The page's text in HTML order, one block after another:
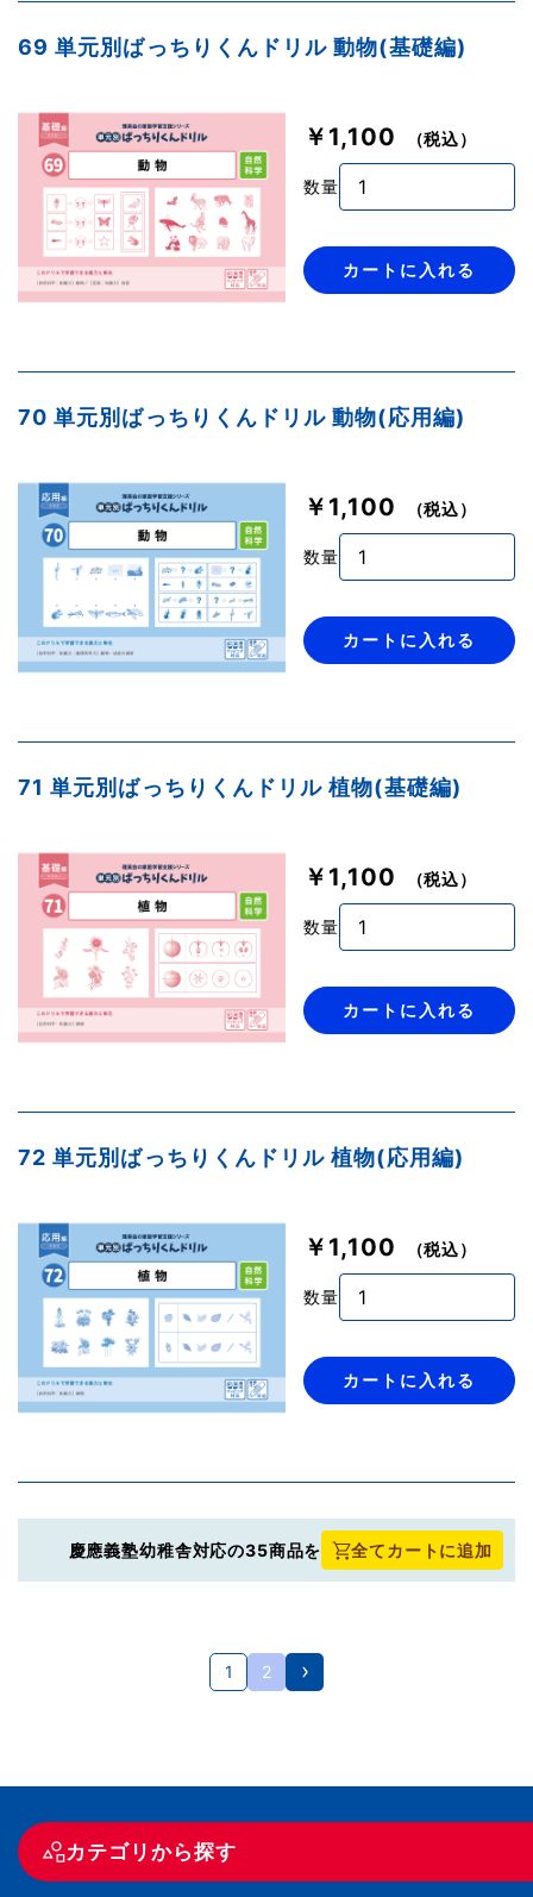
カテゴリから探す
69 単元別ばっちりくんドリル 動物(基礎編)
￥1,100 （税込）
数量
カートに入れる
70 単元別ばっちりくんドリル 動物(応用編)
￥1,100 （税込）
数量
カートに入れる
71 単元別ばっちりくんドリル 植物(基礎編)
￥1,100 （税込）
数量
カートに入れる
72 単元別ばっちりくんドリル 植物(応用編)
￥1,100 （税込）
数量
カートに入れる
慶應義塾幼稚舎対応の35商品を 全てカートに追加
1 2